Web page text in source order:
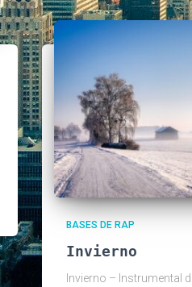
BASES DE RAP
Invierno
Invierno – Instrumental